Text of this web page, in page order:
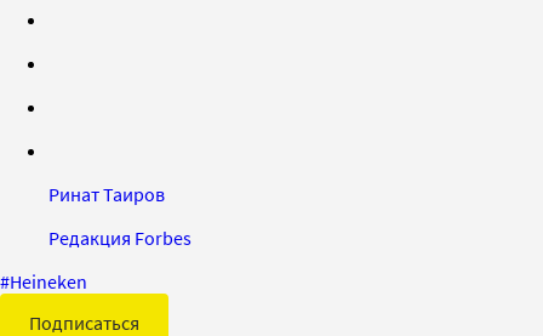
Ринат Таиров
Редакция Forbes
#Heineken
Подписаться